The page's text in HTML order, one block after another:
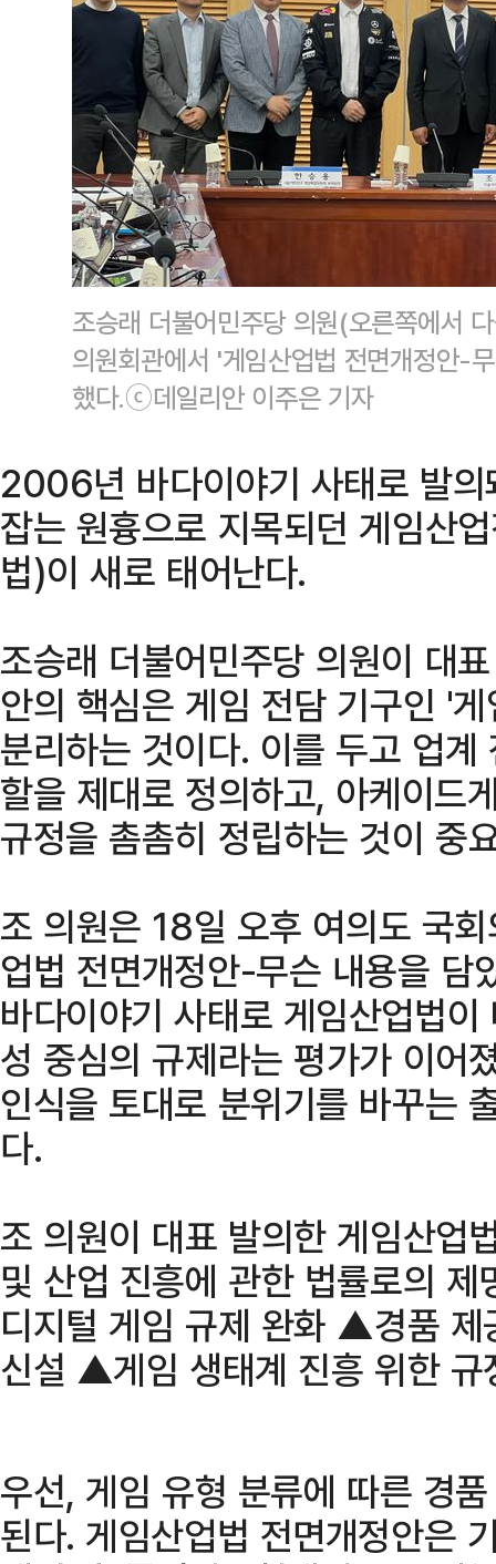
조승래 더불어민주당 의원(오른쪽에서
의원회관에서 '게임산업법 전면개정안-
했다.ⓒ데일리안 이주은 기자
2006년 바다이야기 사태로 발
잡는 원흉으로 지목되던 게임산
법)이 새로 태어난다.
조승래 더불어민주당 의원이 대
안의 핵심은 게임 전담 기구인 '
분리하는 것이다. 이를 두고 업
할을 제대로 정의하고, 아케이드
규정을 촘촘히 정립하는 것이 중
조 의원은 18일 오후 여의도 국
업법 전면개정안-무슨 내용을
바다이야기 사태로 게임산업법
성 중심의 규제라는 평가가 이어
인식을 토대로 분위기를 바꾸는
다.
조 의원이 대표 발의한 게임산
및 산업 진흥에 관한 법률로의
디지털 게임 규제 완화 ▲경품
신설 ▲게임 생태계 진흥 위한 규
우선, 게임 유형 분류에 따른 경
된다. 게임산업법 전면개정안은